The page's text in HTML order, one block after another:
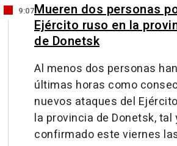
9:07Mueren dos personas
Ejército ruso en la
de Donetsk
Al menos dos personas
últimas horas como
nuevos ataques del
la provincia de Donetsk, tal
confirmado este viernes